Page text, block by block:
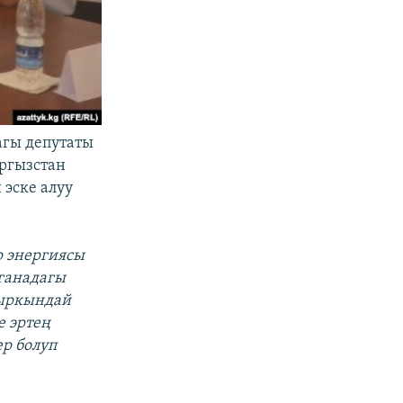
депутаты
алуу
эртең
болуп